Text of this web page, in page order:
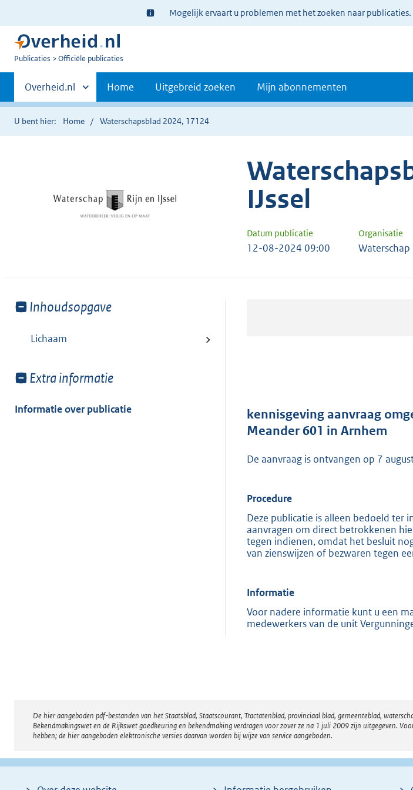
Ter
informatie:
Mogelijk ervaart u problemen met het zoeken naar
U
Publicaties Officiële publicaties
Primaire
navigatie
Andere
sites
binnen
Overheid.nl Home Uitgebreid zoeken Mijn abonnementen
U bent hier: Home Waterschapsblad 2024, 17124
IJssel
Datum publicatie Organisatie
12-08-2024 09:00 Waterschap
Toon
van:
Inhoudsopgave
Lichaam
Toon
van:
Extra informatie
Informatie over publicatie
kennisgeving aanvraag
Meander 601 in Arnhem
De aanvraag is ontvangen op 7
Procedure
Deze publicatie is alleen bedoeld ter
aanvragen om direct betrokkenen
tegen indienen, omdat het besluit
van zienswijzen of bezwaren tegen
Informatie
Voor nadere informatie kunt u een
medewerkers van de unit
Disclaimer
De hier aangeboden pdf-bestanden van het Staatsblad, Staatscourant, Tractatenblad, provinciaal blad, gemeenteblad,
Bekendmakingswet en de Rijkswet goedkeuring en bekendmaking verdragen voor zover ze na 1 juli 2009 zijn uitgegeven.
hebben; de hier aangeboden elektronische versies daarvan worden bij wijze van service aangeboden.